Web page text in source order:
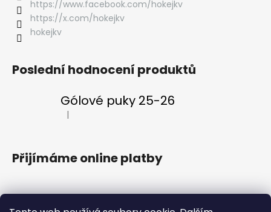
https://www.facebook.com/hokejkv
https://x.com/hokejkv
hokejkv
Poslední hodnocení produktů
Gólové puky 25-26
Hodnocení produktu je 5 z 5 hvězdiček.
|
Přijímáme online platby